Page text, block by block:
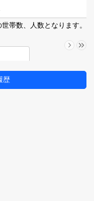
帯数、人数となります。
歴